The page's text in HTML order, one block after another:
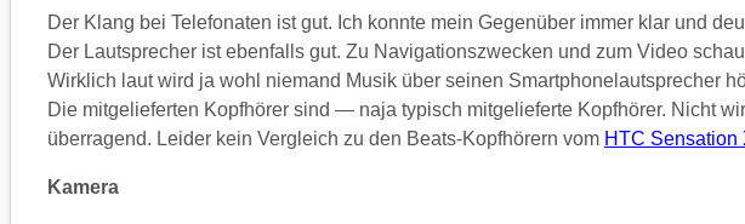
Der Klang bei Telefonaten ist gut. Ich konnte mein Gegenüber immer klar und
Der Lautsprecher ist ebenfalls gut. Zu Navigationszwecken und zum Video
Wirklich laut wird ja wohl niemand Musik über seinen Smartphonelautsprecher
Die mitgelieferten Kopfhörer sind — naja typisch mitgelieferte Kopfhörer. Nicht
überragend. Leider kein Vergleich zu den Beats-Kopfhörern vom HTC Sensation
Kamera